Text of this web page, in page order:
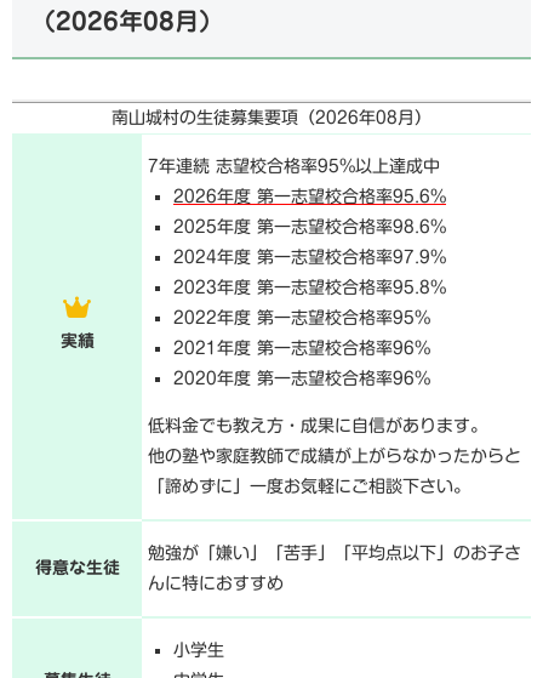
（2026年08月 ）
南山城村の生徒募集要項（2026年08月 ）
実績
7年連続 志望校合格率95%以上達成中
2026年度 第一志望校合格率95.6%
2025年度 第一志望校合格率98.6%
2024年度 第一志望校合格率97.9%
2023年度 第一志望校合格率95.8%
2022年度 第一志望校合格率95%
2021年度 第一志望校合格率96%
2020年度 第一志望校合格率96%
低料金でも教え方・成果に自信があります。
他の塾や家庭教師で成績が上がらなかったからと
「諦めずに」一度お気軽にご相談下さい。
得意な生徒
勉強が「嫌い」「苦手」「平均点以下」のお子さ
んに特におすすめ
小学生